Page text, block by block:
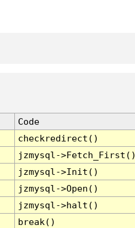
Code
checkredirect()
jzmysql-
jzmysql->Init()
jzmysql->Open()
jzmysql->halt()
break()